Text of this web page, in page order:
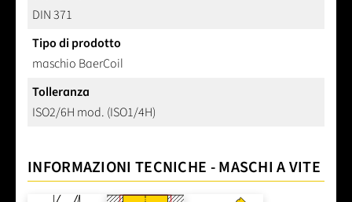
DIN 371
Tipo di prodotto
maschio BaerCoil
Tolleranza
ISO2/6H mod. (ISO1/4H)
INFORMAZIONI TECNICHE - MASCHI A VITE